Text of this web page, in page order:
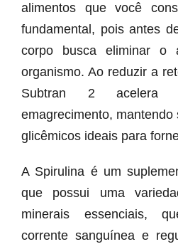
alimentos que você
fundamental, pois antes
corpo busca eliminar o
organismo. Ao reduzir a
Subtran 2 acelera
emagrecimento,
glicêmicos ideais para
A Spirulina é um
que possui uma
minerais essenciais,
corrente sanguínea e